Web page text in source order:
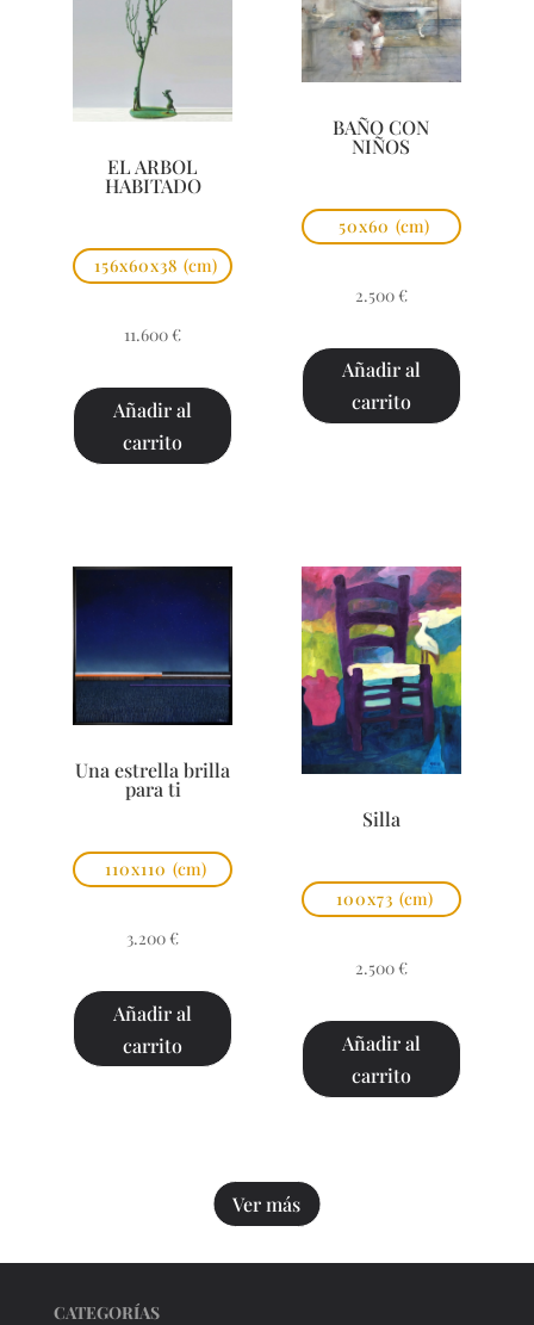
EL ARBOL
HABITADO
156x60x38 (cm)
11.600 €
Añadir al
carrito
BAÑO CON
NIÑOS
50x60 (cm)
2.500 €
Añadir al
carrito
Una estrella brilla
para ti
110x110 (cm)
3.200 €
Añadir al
carrito
Silla
100x73 (cm)
2.500 €
Añadir al
carrito
Ver más
CATEGORÍAS